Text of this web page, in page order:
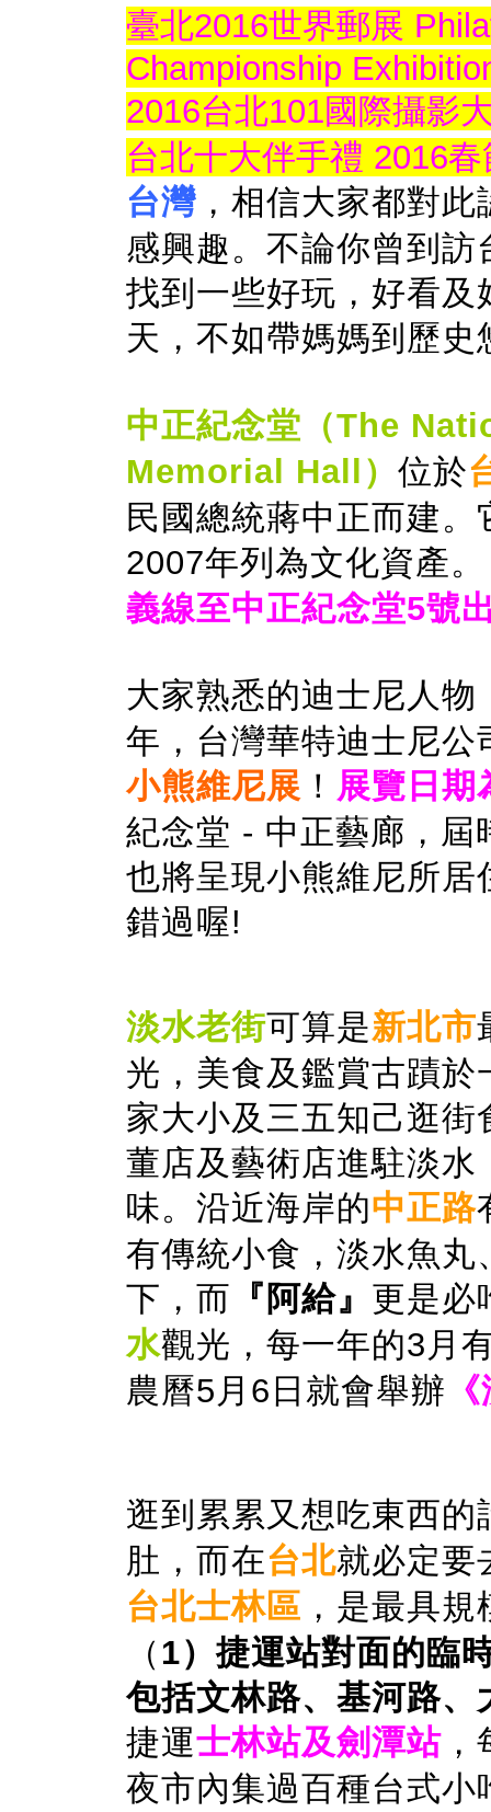
臺北2016世界郵展
Championship
2016台北101國際攝影
台北十大伴手禮 2016
台灣 ，相信大家都對
感興趣。不論你曾到
找到一些好玩，好看
天，不如帶媽媽到歷史
中正紀念堂（The
Memorial Hall） 位於
民國總統蔣中正而建
2007年列為文化資產
義線至中正紀念堂5號
大家熟悉的迪士尼人物
年，台灣華特迪士尼
小熊維尼展 ！ 展覽日期
紀念堂 - 中正藝廊，屆
也將呈現小熊維尼所
錯過喔!
淡水老街可算是新北市
光，美食及鑑賞古蹟
家大小及三五知己逛
董店及藝術店進駐淡
味。沿近海岸的中正路
有傳統小食，淡水魚
下，而 『阿給』 更是必
水觀光，每一年的3月
農曆5月6日就會舉辦
逛到累累又想吃東西的
肚，而在台北就必定要
台北士林區 ，是最具
（ 1）捷運站對面的臨
包括文林路、基河路、
捷運士林站及劍潭站
夜市內集過百種台式